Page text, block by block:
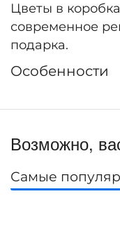
Цветы в
современное
подарка.
Особенности
Возможно,
Самые